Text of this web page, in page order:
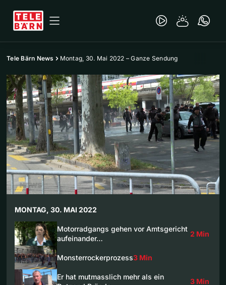
Tele Bärn News Montag, 30. Mai 2022 – Ganze Sendung
MONTAG, 30. MAI 2022
Motorradgangs gehen vor Amtsgericht
aufeinander…
2 Min
Monsterrockerprozess3 Min
Er hat mutmasslich mehr als ein
3 Min